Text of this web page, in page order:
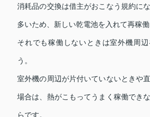
消耗品の交換は借主がおこなう規約に
多いため、新しい乾電池を入れて再稼働
それでも稼働しないときは室外機周辺
う。
室外機の周辺が片付いていないときや
場合は、熱がこもってうまく稼働でき
らです。